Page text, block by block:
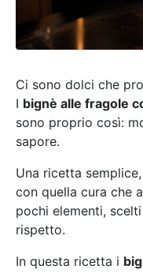
Ci sono dolci che
I bignè alle fragole
sono proprio così:
sapore.
Una ricetta
con quella cura che
pochi elementi,
rispetto.
In questa ricetta i